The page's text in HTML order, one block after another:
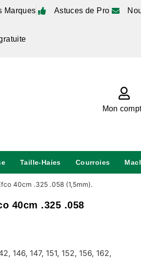
Marques Astuces de Pro
Mon
Taille-Haies Courroies
40cm .325 .058 (1,5mm).
40cm .325 .058
146, 147, 151, 152, 156, 162,